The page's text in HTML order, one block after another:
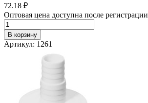
72.18 ₽
Оптовая цена доступна после регистрации
В корзину
Артикул: 1261